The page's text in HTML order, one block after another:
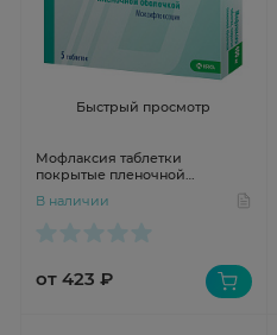
Быстрый просмотр
Мофлаксия таблетки
покрытые пленочной
В наличии
от 423 ₽